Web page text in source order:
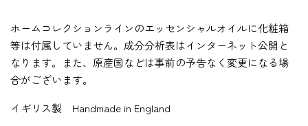
ホームコレクションラインのエッセンシャルオイルに化粧箱
等は付属していません。成分分析表はインターネット公開と
なります。また、原産国などは事前の予告なく変更になる場
合がございます。
イギリス製 Handmade in England